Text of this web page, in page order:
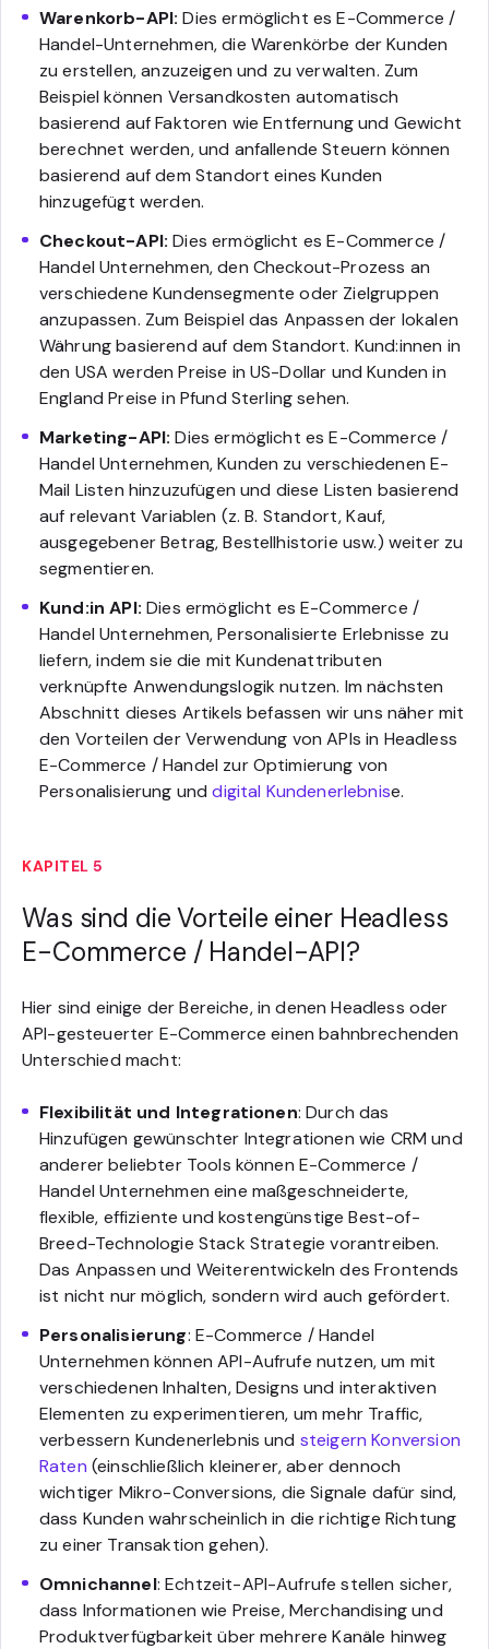
Warenkorb-API: Dies ermöglicht es E-Commerce /
Handel-Unternehmen, die Warenkörbe der Kunden
zu erstellen, anzuzeigen und zu verwalten. Zum
Beispiel können Versandkosten automatisch
basierend auf Faktoren wie Entfernung und Gewicht
berechnet werden, und anfallende Steuern können
basierend auf dem Standort eines Kunden
hinzugefügt werden.
Checkout-API: Dies ermöglicht es E-Commerce /
Handel Unternehmen, den Checkout-Prozess an
verschiedene Kundensegmente oder Zielgruppen
anzupassen. Zum Beispiel das Anpassen der lokalen
Währung basierend auf dem Standort. Kund:innen in
den USA werden Preise in US-Dollar und Kunden in
England Preise in Pfund Sterling sehen.
Marketing-API: Dies ermöglicht es E-Commerce /
Handel Unternehmen, Kunden zu verschiedenen E-
Mail Listen hinzuzufügen und diese Listen basierend
auf relevant Variablen (z. B. Standort, Kauf,
ausgegebener Betrag, Bestellhistorie usw.) weiter zu
segmentieren.
Kund:in API: Dies ermöglicht es E-Commerce /
Handel Unternehmen, Personalisierte Erlebnisse zu
liefern, indem sie die mit Kundenattributen
verknüpfte Anwendungslogik nutzen. Im nächsten
Abschnitt dieses Artikels befassen wir uns näher mit
den Vorteilen der Verwendung von APIs in Headless
E-Commerce / Handel zur Optimierung von
Personalisierung unddigital Kundenerlebnise.
KAPITEL 5
Was sind die Vorteile einer Headless
E-Commerce / Handel-API?
Hier sind einige der Bereiche, in denen Headless oder
API-gesteuerter E-Commerce einen bahnbrechenden
Unterschied macht:
Flexibilität und Integrationen: Durch das
Hinzufügen gewünschter Integrationen wie CRM und
anderer beliebter Tools können E-Commerce /
Handel Unternehmen eine maßgeschneiderte,
flexible, effiziente und kostengünstige Best-of-
Breed-Technologie Stack Strategie vorantreiben.
Das Anpassen und Weiterentwickeln des Frontends
ist nicht nur möglich, sondern wird auch gefördert.
Personalisierung: E-Commerce / Handel
Unternehmen können API-Aufrufe nutzen, um mit
verschiedenen Inhalten, Designs und interaktiven
Elementen zu experimentieren, um mehr Traffic,
verbessern Kundenerlebnis und steigern Konversion
Raten (einschließlich kleinerer, aber dennoch
wichtiger Mikro-Conversions, die Signale dafür sind,
dass Kunden wahrscheinlich in die richtige Richtung
zu einer Transaktion gehen).
Omnichannel: Echtzeit-API-Aufrufe stellen sicher,
dass Informationen wie Preise, Merchandising und
Produktverfügbarkeit über mehrere Kanäle hinweg